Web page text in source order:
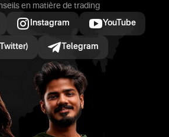
en matière de trading
Instagram YouTube
Telegram